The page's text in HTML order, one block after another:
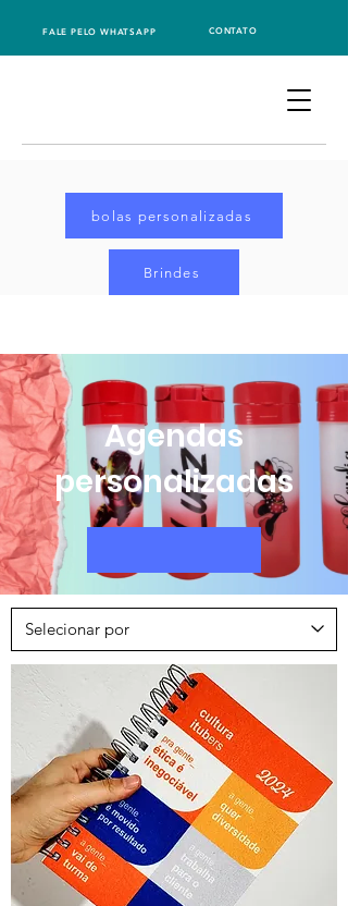
FALE PELO WHATSAPP CONTATO
bolas personalizadas
Brindes
Agendas
personalizadas